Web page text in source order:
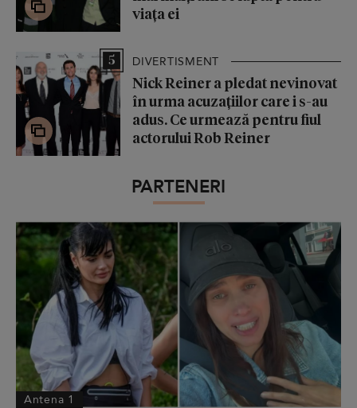
viața ei
5 DIVERTISMENT
Nick Reiner a pledat nevinovat
în urma acuzațiilor care i s-au
adus. Ce urmează pentru fiul
actorului Rob Reiner
PARTENERI
Antena 1